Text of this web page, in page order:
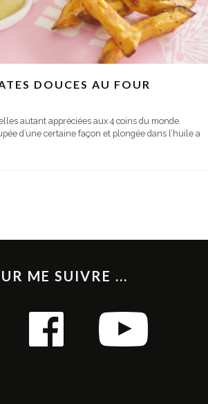
DOUCES AU FOUR
autant appréciées aux 4 coins du monde.
d’une certaine façon et plongée dans l’huile a
ME SUIVRE ...